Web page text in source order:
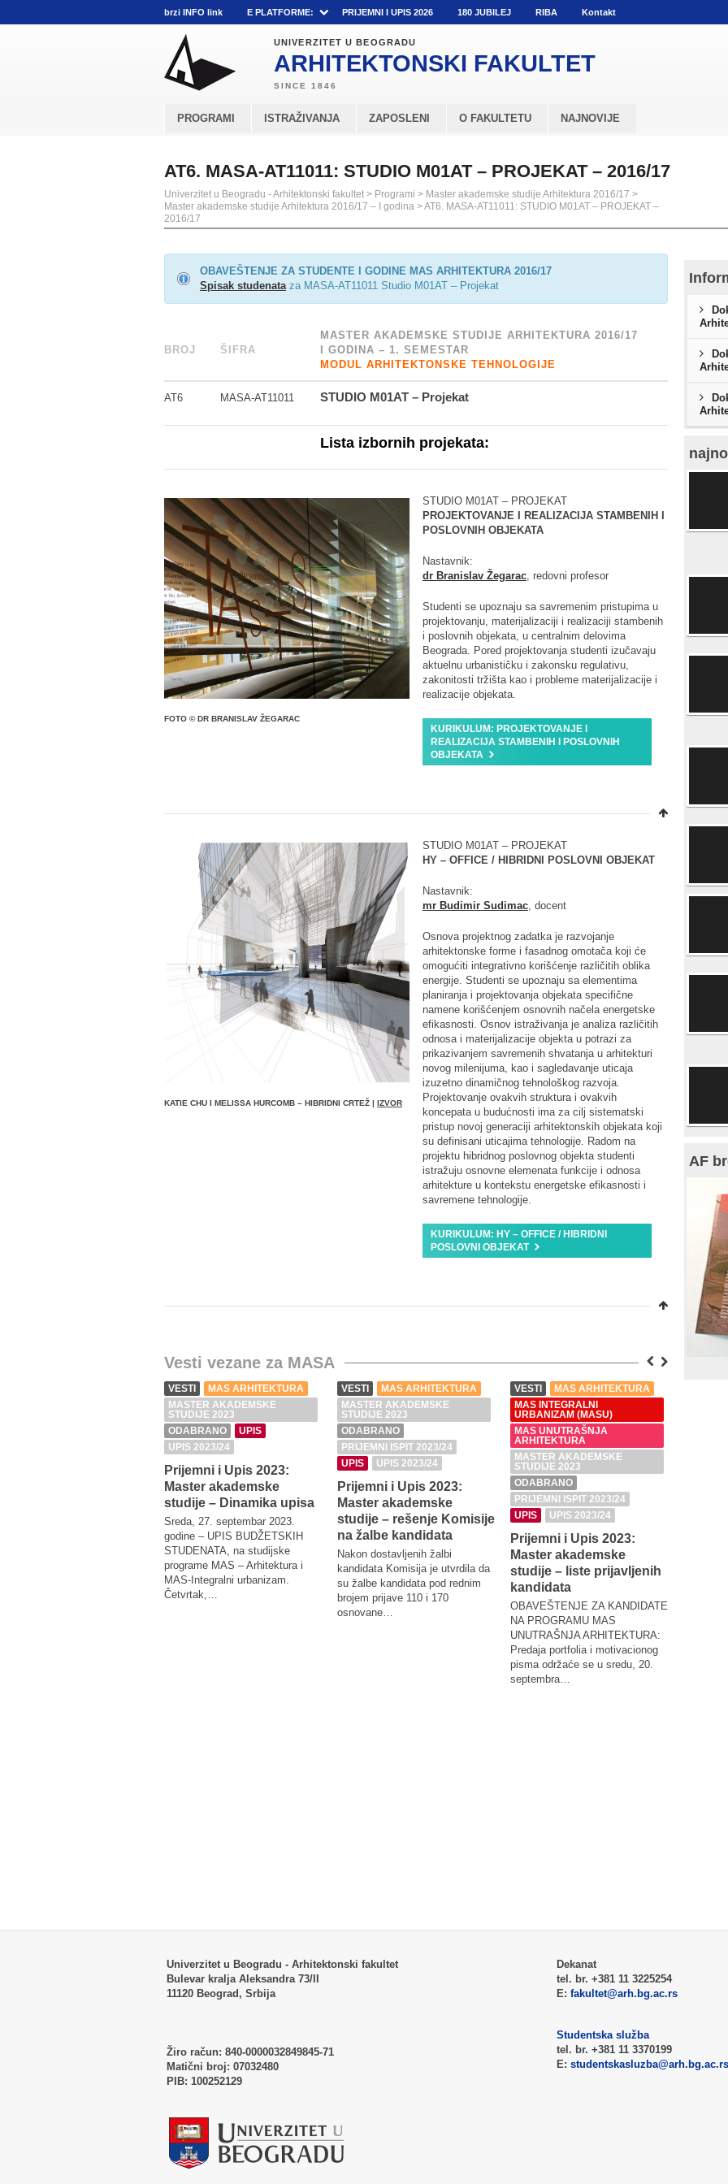
brzi INFO link E PLATFORME: PRIJEMNI I UPIS 2026 180 JUBILEJ RIBA Kontakt
UNIVERZITET U BEOGRADU
ARHITEKTONSKI FAKULTET
PROGRAMI ISTRAŽIVANJA ZAPOSLENI O FAKULTETU NAJNOVIJE
AT6. MASA-AT11011: STUDIO M01AT – PROJEKAT – 2016/17
Univerzitet u Beogradu - Arhitektonski fakultet > Programi > Master akademske studije Arhitektura 2016/17 >
Master akademske studije Arhitektura 2016/17 – I godina >AT6. MASA-AT11011: STUDIO M01AT – PROJEKAT –
2016/17
OBAVEŠTENJE ZA STUDENTE I GODINE MAS ARHITEKTURA 2016/17
Spisak studenataza MASA-AT11011 Studio M01AT – Projekat
BROJ ŠIFRA
MASTER AKADEMSKE STUDIJE ARHITEKTURA 2016/17
I GODINA – 1. SEMESTAR
MODUL ARHITEKTONSKE TEHNOLOGIJE
AT6 MASA-AT11011 STUDIO M01AT – Projekat
Lista izbornih projekata:
FOTO © DR BRANISLAV ŽEGARAC
STUDIO M01AT – PROJEKAT
PROJEKTOVANJE I REALIZACIJA STAMBENIH I
POSLOVNIH OBJEKATA
Nastavnik:
dr Branislav Žegarac, redovni profesor
Studenti se upoznaju sa savremenim pristupima u
projektovanju, materijalizaciji i realizaciji stambenih
i poslovnih objekata, u centralnim delovima
Beograda. Pored projektovanja studenti izučavaju
aktuelnu urbanističku i zakonsku regulativu,
zakonitosti tržišta kao i probleme materijalizacije i
realizacije objekata.
KURIKULUM: PROJEKTOVANJE I
REALIZACIJA STAMBENIH I POSLOVNIH
OBJEKATA
KATIE CHU I MELISSA HURCOMB – HIBRIDNI CRTEŽ | IZVOR
STUDIO M01AT – PROJEKAT
HY – OFFICE / HIBRIDNI POSLOVNI OBJEKAT
Nastavnik:
mr Budimir Sudimac, docent
Osnova projektnog zadatka je razvojanje
arhitektonske forme i fasadnog omotača koji će
omogućiti integrativno korišćenje različitih oblika
energije. Studenti se upoznaju sa elementima
planiranja i projektovanja objekata specifične
namene korišćenjem osnovnih načela energetske
efikasnosti. Osnov istraživanja je analiza različitih
odnosa i materijalizacije objekta u potrazi za
prikazivanjem savremenih shvatanja u arhitekturi
novog milenijuma, kao i sagledavanje uticaja
izuzetno dinamičnog tehnološkog razvoja.
Projektovanje ovakvih struktura i ovakvih
koncepata u budućnosti ima za cilj sistematski
pristup novoj generaciji arhitektonskih objekata koji
su definisani uticajima tehnologije. Radom na
projektu hibridnog poslovnog objekta studenti
istražuju osnovne elemenata funkcije i odnosa
arhitekture u kontekstu energetske efikasnosti i
savremene tehnologije.
KURIKULUM: HY – OFFICE / HIBRIDNI
POSLOVNI OBJEKAT
Vesti vezane za MASA
VESTI
MAS ARHITEKTURA
MASTER AKADEMSKE
STUDIJE 2023
ODABRANO
UPIS
UPIS 2023/24
Prijemni i Upis 2023:
Master akademske
studije – Dinamika upisa
Sreda, 27. septembar 2023.
godine – UPIS BUDŽETSKIH
STUDENATA, na studijske
programe MAS – Arhitektura i
MAS-Integralni urbanizam.
Četvrtak,…
VESTI
MAS ARHITEKTURA
MASTER AKADEMSKE
STUDIJE 2023
ODABRANO
PRIJEMNI ISPIT 2023/24
UPIS
UPIS 2023/24
Prijemni i Upis 2023:
Master akademske
studije – rešenje Komisije
na žalbe kandidata
Nakon dostavljenih žalbi
kandidata Komisija je utvrdila da
su žalbe kandidata pod rednim
brojem prijave 110 i 170
osnovane…
VESTI
MAS ARHITEKTURA
MAS INTEGRALNI
URBANIZAM (MASU)
MAS UNUTRAŠNJA
ARHITEKTURA
MASTER AKADEMSKE
STUDIJE 2023
ODABRANO
PRIJEMNI ISPIT 2023/24
UPIS
UPIS 2023/24
Prijemni i Upis 2023:
Master akademske
studije – liste prijavljenih
kandidata
OBAVEŠTENJE ZA KANDIDATE
NA PROGRAMU MAS
UNUTRAŠNJA ARHITEKTURA:
Predaja portfolia i motivacionog
pisma održaće se u sredu, 20.
septembra…
AF
Univerzitet u Beogradu - Arhitektonski fakultet
Bulevar kralja Aleksandra 73/II
11120 Beograd, Srbija
Žiro račun: 840-0000032849845-71
Matični broj: 07032480
PIB: 100252129
Dekanat
tel. br. +381 11 3225254
E: fakultet@arh.bg.ac.rs
Studentska služba
tel. br. +381 11 3370199
E: studentskasluzba@arh.bg.ac.rs